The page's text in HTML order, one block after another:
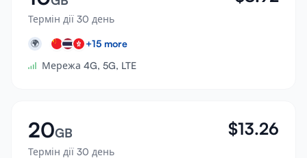
Термін дії 30 день
🌍 +15 more
Мережа 4G, 5G, LTE
20GB
Термін дії 30 день
$13.26